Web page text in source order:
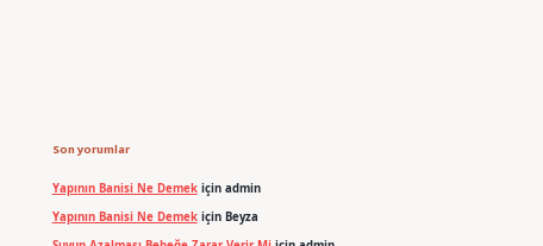
Son yorumlar
Yapının Banisi Ne Demekiçin admin
Yapının Banisi Ne Demekiçin Beyza